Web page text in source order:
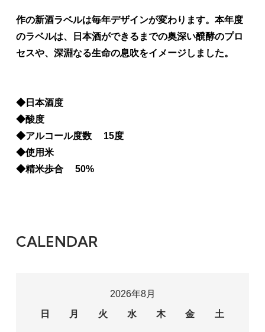
作の新酒ラベルは毎年デザインが変わります。本年度
のラベルは、日本酒ができるまでの奥深い醗酵のプロ
セスや、深淵なる生命の息吹をイメージしました。
◆日本酒度
◆酸度
◆アルコール度数 15度
◆使用米
◆精米歩合 50%
CALENDAR
2026年8月
日
月 火 水 木 金 土